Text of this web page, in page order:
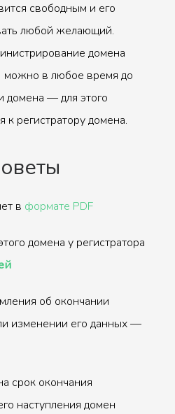
свободным и его
любой желающий.
домена
можно в любое время до
домена — для этого
к регистратору домена.
в формате PDF
домена у регистратора
об окончании
изменении его данных —
срок окончания
наступления домен